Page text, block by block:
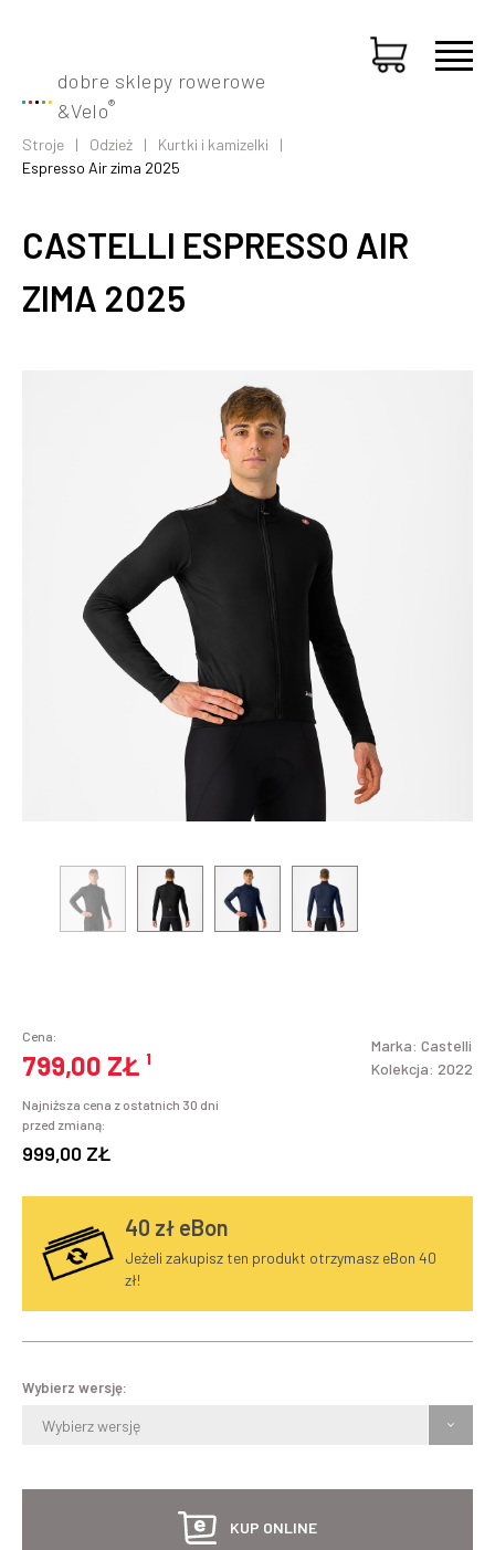
dobre sklepy rowerowe
&Velo®
Stroje Odzież
Kurtki i kamizelki
Espresso Air zima 2025
CASTELLI ESPRESSO AIR
ZIMA 2025
Cena:
799,00 ZŁ ¹
Najniższa cena z ostatnich 30 dni
przed zmianą:
999,00 ZŁ
Marka: Castelli
Kolekcja: 2022
40 zł eBon
Jeżeli zakupisz ten produkt otrzymasz eBon 40
zł!
Wybierz wersję:
Wybierz wersję
KUP ONLINE